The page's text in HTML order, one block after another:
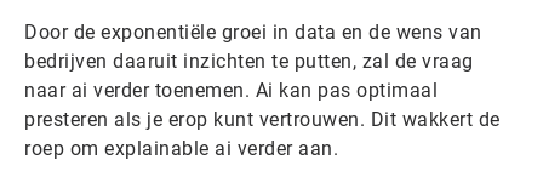
Door de exponentiële groei in data en de wens van
bedrijven daaruit inzichten te putten, zal de vraag
naar ai verder toenemen. Ai kan pas optimaal
presteren als je erop kunt vertrouwen. Dit wakkert de
roep om explainable ai verder aan.